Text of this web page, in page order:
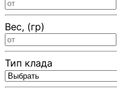
Вес, (гр)
Тип клада